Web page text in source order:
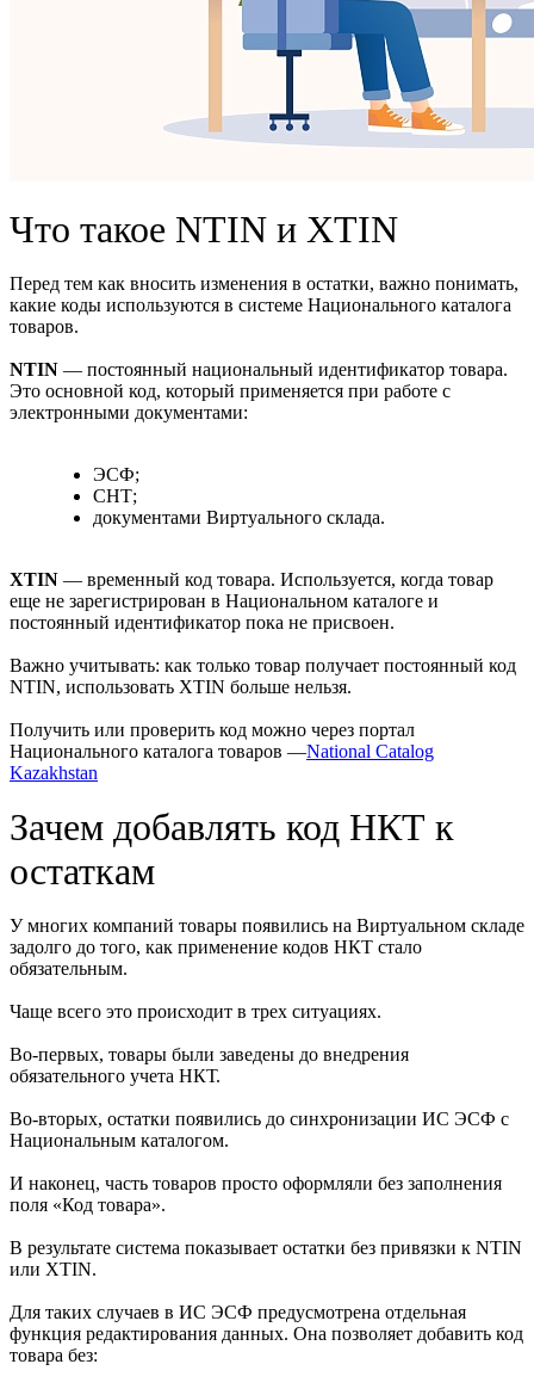
Что такое NTIN и XTIN
Перед тем как вносить изменения в остатки, важно понимать,
какие коды используются в системе Национального каталога
товаров.
NTIN — постоянный национальный идентификатор товара.
Это основной код, который применяется при работе с
электронными документами:
ЭСФ;
СНТ;
документами Виртуального склада.
XTIN — временный код товара. Используется, когда товар
еще не зарегистрирован в Национальном каталоге и
постоянный идентификатор пока не присвоен.
Важно учитывать: как только товар получает постоянный код
NTIN, использовать XTIN больше нельзя.
Получить или проверить код можно через портал
Национального каталога товаров —National Catalog
Kazakhstan
Зачем добавлять код НКТ к
остаткам
У многих компаний товары появились на Виртуальном складе
задолго до того, как применение кодов НКТ стало
обязательным.
Чаще всего это происходит в трех ситуациях.
Во-первых, товары были заведены до внедрения
обязательного учета НКТ.
Во-вторых, остатки появились до синхронизации ИС ЭСФ с
Национальным каталогом.
И наконец, часть товаров просто оформляли без заполнения
поля «Код товара».
В результате система показывает остатки без привязки к NTIN
или XTIN.
Для таких случаев в ИС ЭСФ предусмотрена отдельная
функция редактирования данных. Она позволяет добавить код
товара без: